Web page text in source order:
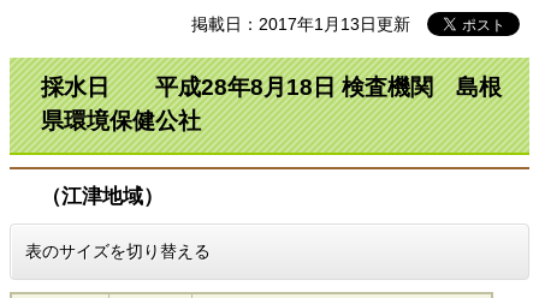
掲載日：2017年1月13日更新
採水日 平成28年8月18日 検査機関 島根
県環境保健公社
（江津地域）
表のサイズを切り替える